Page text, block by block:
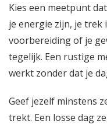
Kies een meetpunt
je energie zijn, je trek
voorbereiding of je
tegelijk. Een rustige
werkt zonder dat je
Geef jezelf minstens
trekt. Een losse dag